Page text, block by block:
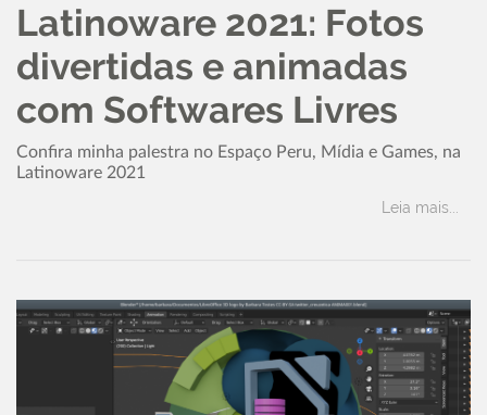
Latinoware 2021: Fotos
divertidas e animadas
com Softwares Livres
Confira minha palestra no Espaço Peru, Mídia e Games, na
Latinoware 2021
Leia mais...